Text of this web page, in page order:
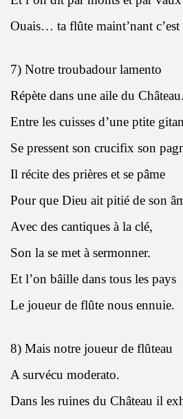
Ouais… ta flûte maint’nant
7) Notre troubadour lamento
Répète dans une aile du Château.
Entre les cuisses d’une ptite
Se pressent son crucifix son
Il récite des prières et se pâme
Pour que Dieu ait pitié de son
Avec des cantiques à la clé,
Son la se met à sermonner.
Et l’on bâille dans tous les pays
Le joueur de flûte nous ennuie.
8) Mais notre joueur de flûteau
A survécu moderato.
Dans les ruines du Château il